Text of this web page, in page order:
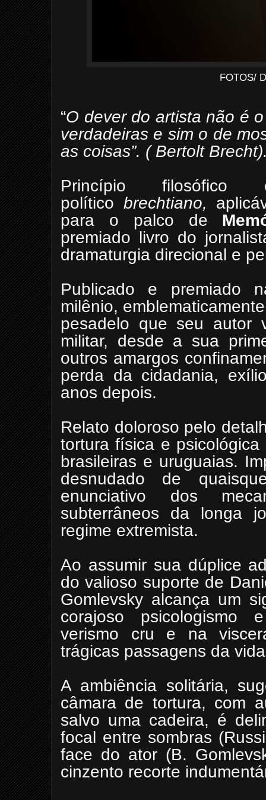
FOTOS/
“O dever do artista não é
verdadeiras e sim o de
as coisas”. ( Bertolt
Princípio
político brechtiano,
para o palco de
premiado livro do
dramaturgia direcional e
Publicado e premiado
milênio,
pesadelo que seu autor
militar, desde a sua
outros amargos
perda da cidadania,
anos depois.
Relato doloroso pelo
tortura física e
brasileiras e uruguaias.
desnudado de
enunciativo dos
subterrâneos da longa
regime extremista.
Ao assumir sua dúplice
do valioso suporte de
Gomlevsky alcança um
corajoso psicologismo
verismo cru e na
trágicas passagens da
A ambiência solitária,
câmara de tortura, com
salvo uma cadeira, é
focal entre sombras
face do ator (B.
cinzento recorte